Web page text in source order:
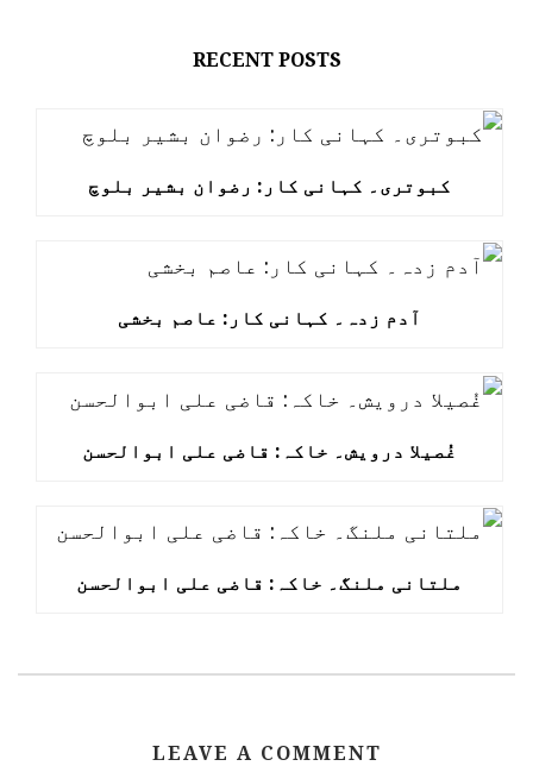
RECENT POSTS
کبوتری۔ کہانی کار: رضوان بشیر بلوچ
آدم زدہ۔ کہانی کار: عاصم بخشی
غُصیلا درویش۔ خاکہ: قاضی علی ابوالحسن
ملتانی ملنگ۔ خاکہ: قاضی علی ابوالحسن
LEAVE A COMMENT